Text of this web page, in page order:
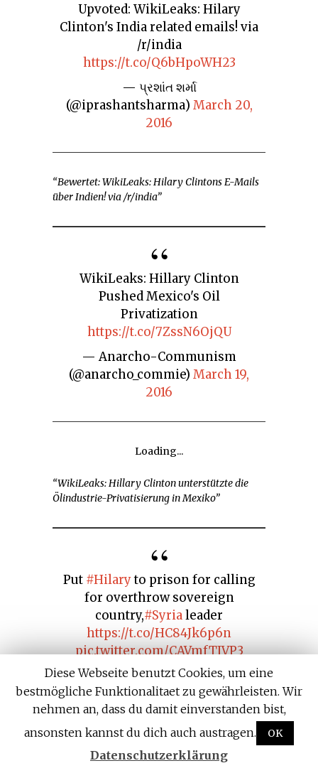
Upvoted: WikiLeaks: Hilary
Clinton's India related emails! via
/r/india
https://t.co/Q6bHpoWH23
— પ્રશાંત શર્મા
(@iprashantsharma) March 20,
2016
“Bewertet: WikiLeaks: Hilary Clintons E-Mails
über Indien! via /r/india”
WikiLeaks: Hillary Clinton
Pushed Mexico's Oil
Privatization
https://t.co/7ZssN6OjQU
— Anarcho-Communism
(@anarcho_commie) March 19,
2016
Loading...
“WikiLeaks: Hillary Clinton unterstützte die
Ölindustrie-Privatisierung in Mexiko”
Put #Hilaryto prison for calling
for overthrow sovereign
country,#Syrialeader
https://t.co/HC84Jk6p6n
pic.twitter.com/CAVmfTIVP3
— True Love Syria (@Heresay1)
March 19, 2016
“Die beste Möglichkeit, um Israel zu helfen…
Diese Webseite benutzt Cookies, um eine
bestmögliche Funktionalitaet zu gewährleisten. Wir
nehmen an, dass du damit einverstanden bist,
ansonsten kannst du dich auch austragen.
OK
Datenschutzerklärung